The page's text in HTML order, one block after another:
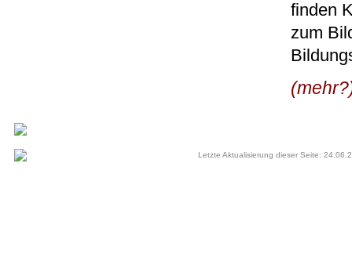
finden
zum
Letzte Aktualisierung dieser Seite: